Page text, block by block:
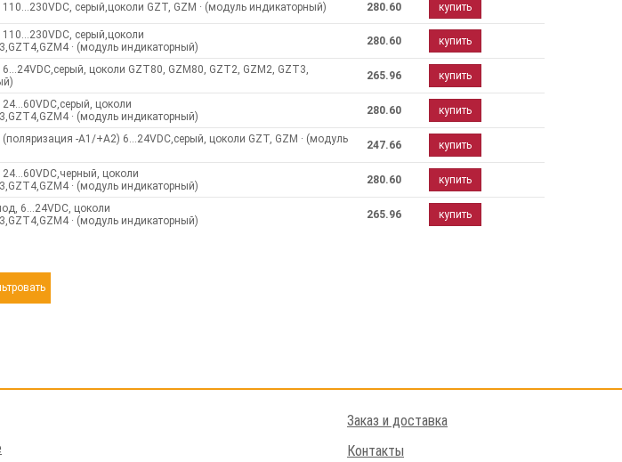
серый,цоколи GZT, GZM · (модуль индикаторный) 280.60 купить
серый,цоколи
· (модуль индикаторный)
280.60 купить
цоколи GZT80, GZM80, GZT2, GZM2, GZT3,
265.96 купить
цоколи
· (модуль индикаторный)
280.60 купить
-А1/+А2) 6…24VDC,серый, цоколи GZT, GZM · (модуль
247.66 купить
цоколи
· (модуль индикаторный)
280.60 купить
6…24VDC, цоколи
· (модуль индикаторный)
265.96 купить
Заказ и доставка
Контакты